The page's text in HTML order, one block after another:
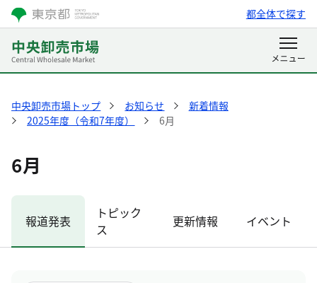
都全体で探す
中央卸売市場トップ お知らせ
新着情報
2025年度（令和7年度）
6月
6月
報道発表
トピック
ス
更新情報 イベント